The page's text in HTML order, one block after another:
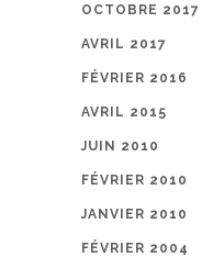
OCTOBRE 2017
AVRIL 2017
FÉVRIER 2016
AVRIL 2015
JUIN 2010
FÉVRIER 2010
JANVIER 2010
FÉVRIER 2004